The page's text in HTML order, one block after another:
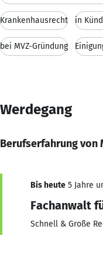
Krankenhausrecht in
bei MVZ-Gründung
Werdegang
Berufserfahrung von
Bis heute 5 Jahre
Fachanwalt
Schnell & Große